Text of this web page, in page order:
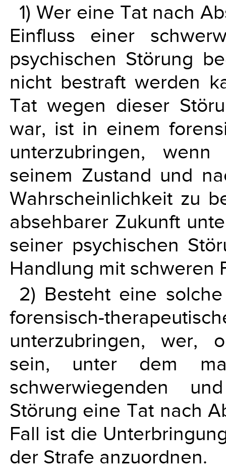
1) Wer eine Tat nach
Einfluss einer
psychischen Störung
nicht bestraft werden
Tat wegen dieser
war, ist in einem
unterzubringen,
seinem Zustand und
Wahrscheinlichkeit zu
absehbarer Zukunft
seiner psychischen
Handlung mit schweren
2) Besteht eine
forensisch-
unterzubringen, wer,
sein, unter dem
schwerwiegenden
Störung eine Tat nach
Fall ist die
der Strafe anzuordnen.